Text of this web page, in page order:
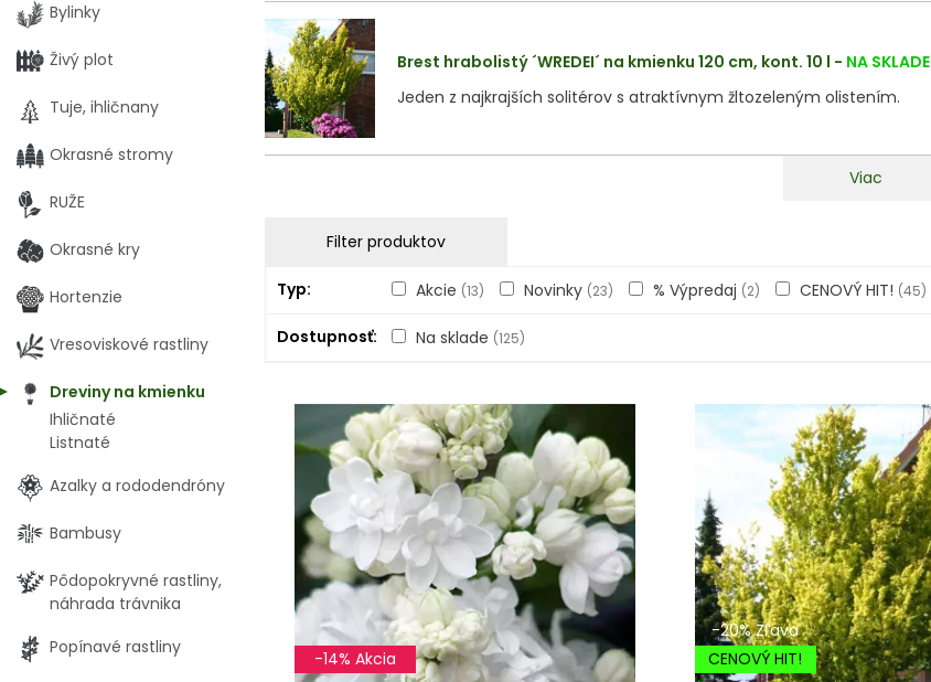
Brest hrabolistý ´WREDEI´ na kmienku 120 cm, kont. 10 l - NA SKLADE
Jeden z najkrajších solitérov s atraktívnym žltozeleným olistením.
Viac
Filter produktov
Typ Akcie (13) Novinky (23) % Výpredaj (2) CENOVÝ HIT! (45)
Dostupnosť Na sklade (125)
-14% Akcia
-20% Zľava
CENOVÝ HIT!
Bylinky
Živý plot
Tuje, ihličnany
Okrasné stromy
RUŽE
Okrasné kry
Hortenzie
Vresoviskové rastliny
Dreviny na kmienku
Ihličnaté
Listnaté
Azalky a rododendróny
Bambusy
Pôdopokryvné rastliny,
náhrada trávnika
Popínavé rastliny